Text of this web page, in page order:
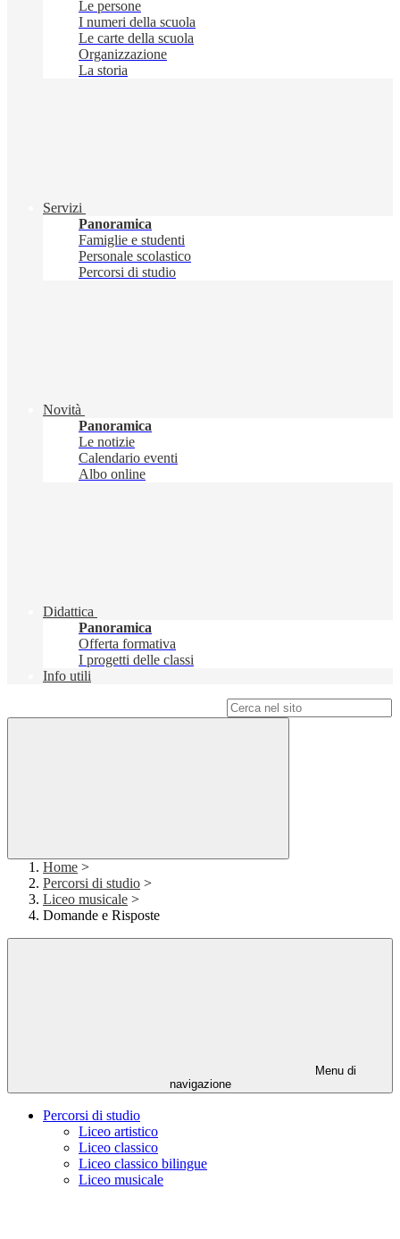
Le persone
I numeri della scuola
Le carte della scuola
Organizzazione
La storia
Servizi
Panoramica
Famiglie e studenti
Personale scolastico
Percorsi di studio
Novità
Panoramica
Le notizie
Calendario eventi
Albo online
Didattica
Panoramica
Offerta formativa
I progetti delle classi
Info utili
Home >
Percorsi di studio >
Liceo musicale >
Domande e Risposte
Menu di
navigazione
Percorsi di studio
Liceo artistico
Liceo classico
Liceo classico bilingue
Liceo musicale